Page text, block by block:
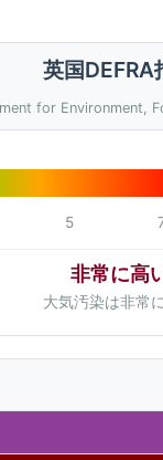
英国DEFRA
for Environment,
5
非常に高
大気汚染は非常